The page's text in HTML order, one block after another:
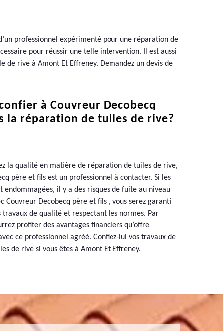
professionnel expérimenté pour une réparation de
pour réussir une telle intervention. Il est aussi
de rive à Amont Et Effreney. Demandez un devis de
à Couvreur Decobecq
la réparation de tuiles de rive?
la qualité en matière de réparation de tuiles de rive,
père et fils est un professionnel à contacter. Si les
endommagées, il y a des risques de fuite au niveau
Couvreur Decobecq père et fils , vous serez garanti
travaux de qualité et respectant les normes. Par
profiter des avantages financiers qu’offre
ce professionnel agréé. Confiez-lui vos travaux de
de rive si vous êtes à Amont Et Effreney.